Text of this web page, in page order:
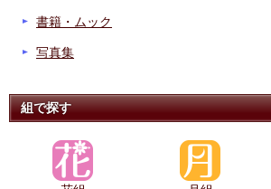
書籍・ムック
写真集
組で探す